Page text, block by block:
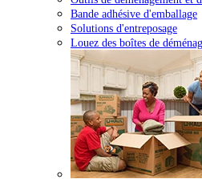
Bande adhésive d'emballage
Solutions d'entreposage
Louez des boîtes de